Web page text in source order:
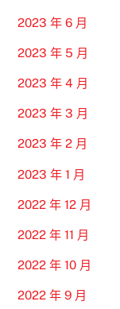
2023 年 6 月
2023 年 5 月
2023 年 4 月
2023 年 3 月
2023 年 2 月
2023 年 1 月
2022 年 12 月
2022 年 11 月
2022 年 10 月
2022 年 9 月